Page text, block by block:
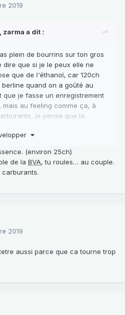
2019
zarma a dit :
plein de bourrins sur ton gros
dire que si je le peux elle ne
que de l'éthanol, car 120ch
quand on a goûté au
que je fasse un enregistrement
au feeling comme ça, à
je pense que la
(environ 25ch)
de la BVA, tu roules… au couple.
carburants.
2019
aussi parce que ca tourne trop